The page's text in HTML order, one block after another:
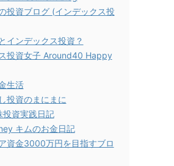
投資ブログ (インデックス投
インデックス投資？
投資女子 Around40 Happy
生活
投資のまにまに
投資実践日記
キムのお金日記
資金3000万円を目指すブロ